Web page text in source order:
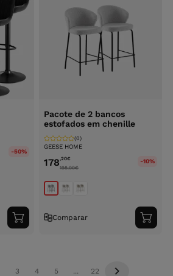
-50%
Adicionar
ao
Pacote de 2 bancos
estofados em chenille
GEESE HOME
(0)
178,20€
198.00€
-10%
Comparar
ao
3 4 5 ... 22